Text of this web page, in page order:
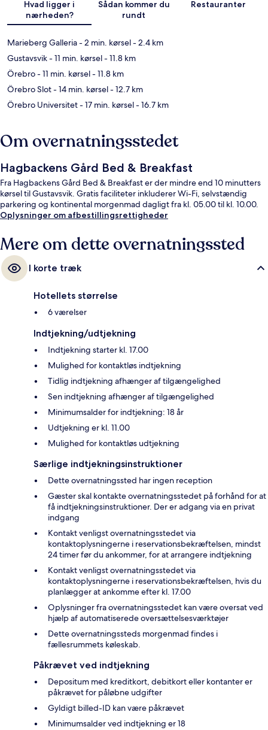
Hvad ligger i
nærheden?
Sådan kommer du
rundt
Restauranter
Marieberg Galleria- 2 min. kørsel- 2.4 km
Gustavsvik- 11 min. kørsel- 11.8 km
Örebro- 11 min. kørsel- 11.8 km
Örebro Slot- 14 min. kørsel- 12.7 km
Örebro Universitet- 17 min. kørsel- 16.7 km
Om overnatningsstedet
Hagbackens Gård Bed & Breakfast
Fra Hagbackens Gård Bed & Breakfast er der mindre end 10 minutters
kørsel til Gustavsvik. Gratis faciliteter inkluderer Wi-Fi, selvstændig
parkering og kontinental morgenmad dagligt fra kl. 05.00 til kl. 10.00.
Oplysninger om afbestillingsrettigheder
Mere om dette overnatningssted
I korte træk
Hotellets størrelse
6 værelser
Indtjekning/udtjekning
Indtjekning starter kl. 17.00
Mulighed for kontaktløs indtjekning
Tidlig indtjekning afhænger af tilgængelighed
Sen indtjekning afhænger af tilgængelighed
Minimumsalder for indtjekning: 18 år
Udtjekning er kl. 11.00
Mulighed for kontaktløs udtjekning
Særlige indtjekningsinstruktioner
Dette overnatningssted har ingen reception
Gæster skal kontakte overnatningsstedet på forhånd for at
få indtjekningsinstruktioner. Der er adgang via en privat
indgang
Kontakt venligst overnatningsstedet via
kontaktoplysningerne i reservationsbekræftelsen, mindst
24 timer før du ankommer, for at arrangere indtjekning
Kontakt venligst overnatningsstedet via
kontaktoplysningerne i reservationsbekræftelsen, hvis du
planlægger at ankomme efter kl. 17.00
Oplysninger fra overnatningsstedet kan være oversat ved
hjælp af automatiserede oversættelsesværktøjer
Dette overnatningssteds morgenmad findes i
fællesrummets køleskab.
Påkrævet ved indtjekning
Depositum med kreditkort, debitkort eller kontanter er
påkrævet for påløbne udgifter
Gyldigt billed-ID kan være påkrævet
Minimumsalder ved indtjekning er 18